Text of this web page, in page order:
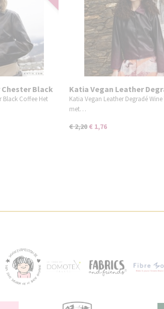
Black
Black Coffee Het
Katia Vegan Leather
Katia Vegan Leather Degradé
met…
€ 2,20€ 1,76